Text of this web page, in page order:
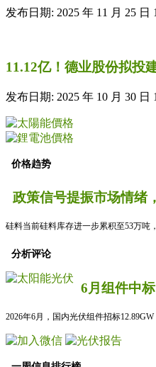
发布日期: 2025 年 11 月 25
11.12亿！德业股份拟投
发布日期: 2025 年 10 月 30
价格趋势
政策信号提振市场情绪
硅料当前硅料库存进一步累积至53万吨
分析评论
6月组件中
2026年6月，国内光伏组件招标